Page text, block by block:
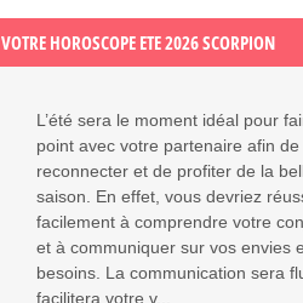
VOTRE HOROSCOPE ETE 2026 SCORPION
L’été sera le moment idéal pour
point avec votre partenaire afin de
reconnecter et de profiter de la
saison. En effet, vous devriez
facilement à comprendre votre
et à communiquer sur vos envies
besoins. La communication sera
facilitera votre v...